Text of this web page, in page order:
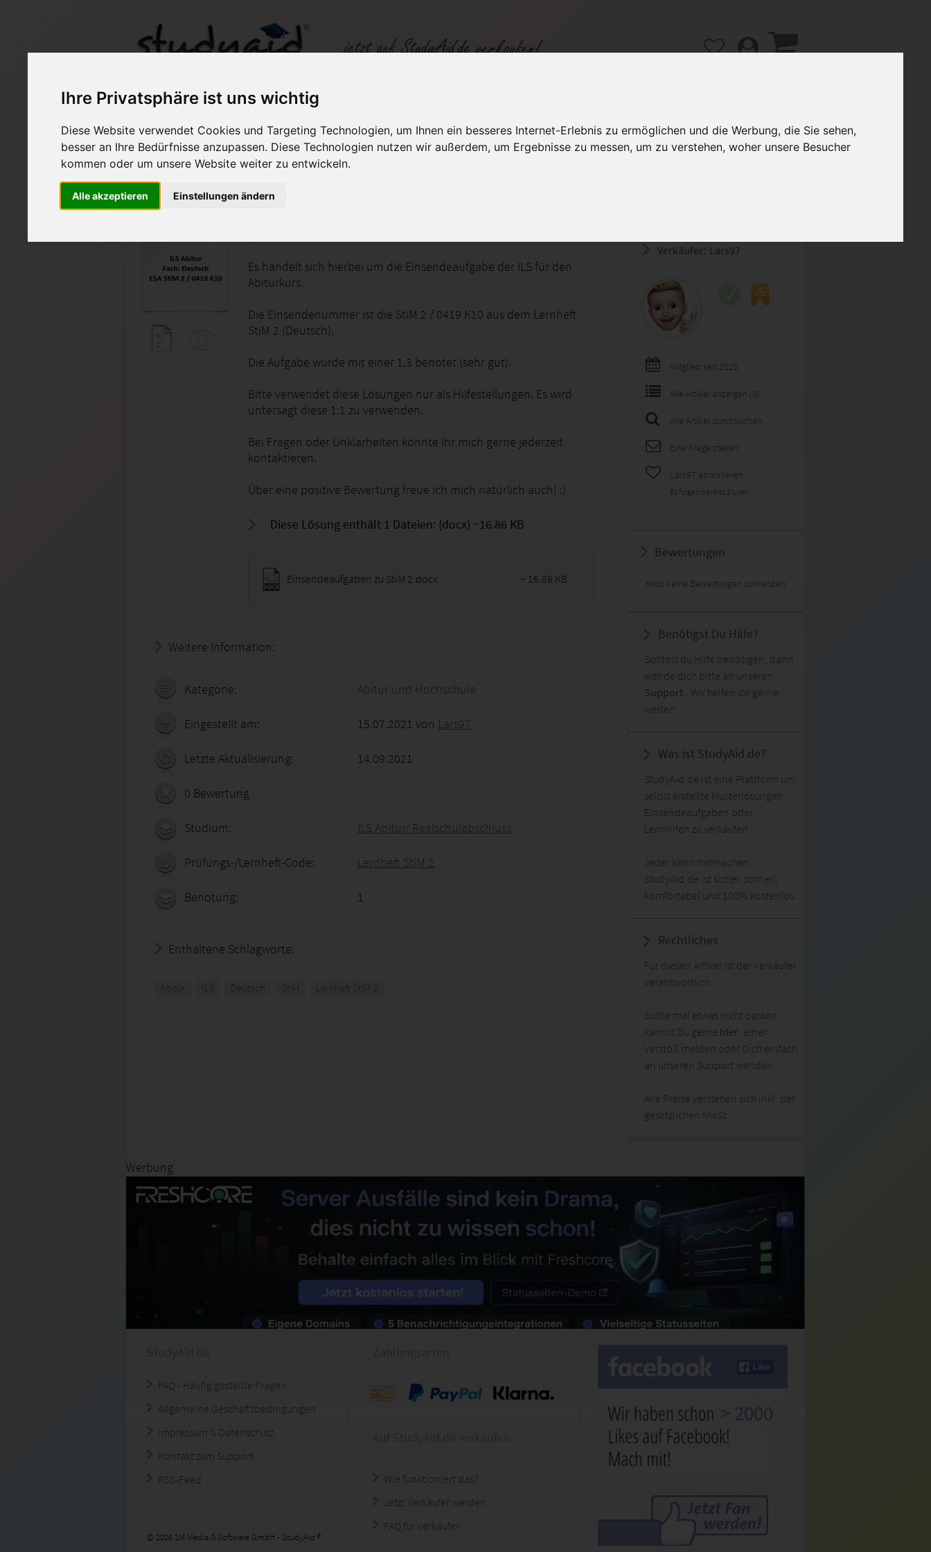
Ihre Privatsphäre ist uns wichtig
Diese Website verwendet Cookies und Targeting Technologien, um Ihnen ein besseres Internet-Erlebnis zu ermöglichen und die Werbung, die Sie sehen,
besser an Ihre Bedürfnisse anzupassen. Diese Technologien nutzen wir außerdem, um Ergebnisse zu messen, um zu verstehen, woher unsere Besucher
kommen oder um unsere Website weiter zu entwickeln.
Alle akzeptieren Einstellungen ändern
StiM 2 / 0419 K10 - Note: 1,3 (sehr gut)
Auf StudyAid.de verkaufen Kategorien Studiengänge / Lehrgänge Hilfe / FAQ
Startseite Abitur und Hochschule
Es handelt sich hierbei um die Einsendeaufgabe der ILS für den
Abiturkurs.
Die Einsendenummer ist die StiM 2 / 0419 K10 aus dem Lernheft
StiM 2 (Deutsch).
Die Aufgabe wurde mit einer 1,3 benotet (sehr gut).
Bitte verwendet diese Lösungen nur als Hilfestellungen. Es wird
untersagt diese 1:1 zu verwenden.
Bei Fragen oder Unklarheiten könnte ihr mich gerne jederzeit
kontaktieren.
Über eine positive Bewertung freue ich mich natürlich auch! :)
Diese Lösung enthält 1 Dateien: (docx) ~16.86 KB
Einsendeaufgaben zu StiM 2.docx ~ 16.86 KB
Weitere Information:
Kategorie: Abitur und Hochschule
Eingestellt am: 15.07.2021 von Lars97
Letzte Aktualisierung: 14.09.2021
0 Bewertung
Studium: ILS Abitur/ Realschulabschluss
Prüfungs-/Lernheft-Code: Lernheft StiM 2
Benotung: 1
Enthaltene Schlagworte:
Abitur ILS Deutsch StiM Lernheft StiM 2
Verkäufer: Lars97
Mitglied seit 2020
Alle Artikel anzeigen (3)
Alle Artikel durchsuchen
Eine Frage stellen
Lars97 abonnieren
Es folgen bereits 2 User!
Bewertungen
noch keine Bewertungen vorhanden
Benötigst Du Hilfe?
Solltest du Hilfe benötigen, dann
wende dich bitte an unseren
Support . Wir helfen dir gerne
weiter!
Was ist StudyAid.de?
StudyAid.de ist eine Plattform um
selbst erstellte Musterlösungen,
Einsendeaufgaben oder
Lernhilfen zu verkaufen.
Jeder kann mitmachen.
StudyAid.de ist sicher, schnell,
komfortabel und 100% kostenlos.
Rechtliches
Für diesen Artikel ist der Verkäufer
verantwortlich.
Sollte mal etwas nicht passen,
kannst Du gerne hier einen
Verstoß melden oder Dich einfach
an unseren Support wenden.
Alle Preise verstehen sich inkl. der
gesetzlichen MwSt.
Werbung
FAQ - Häufig gestellte Fragen
Allgemeine Geschäftsbedingungen
Impressum & Datenschutz
Kontakt zum Support
RSS-Feed
© 2026 1M Media & Software GmbH - StudyAid ®
Wie funktioniert das?
Jetzt Verkäufer werden
FAQ für Verkäufer
> 2000